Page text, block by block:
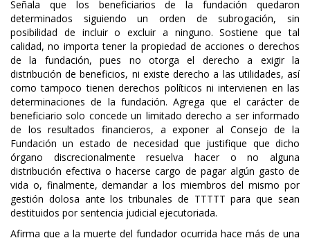
Señala que los beneficiarios de la fundación quedaron
determinados siguiendo un orden de subrogación, sin
posibilidad de incluir o excluir a ninguno. Sostiene que tal
calidad, no importa tener la propiedad de acciones o derechos
de la fundación, pues no otorga el derecho a exigir la
distribución de beneficios, ni existe derecho a las utilidades, así
como tampoco tienen derechos políticos ni intervienen en las
determinaciones de la fundación. Agrega que el carácter de
beneficiario solo concede un limitado derecho a ser informado
de los resultados financieros, a exponer al Consejo de la
Fundación un estado de necesidad que justifique que dicho
órgano discrecionalmente resuelva hacer o no alguna
distribución efectiva o hacerse cargo de pagar algún gasto de
vida o, finalmente, demandar a los miembros del mismo por
gestión dolosa ante los tribunales de TTTTT para que sean
destituidos por sentencia judicial ejecutoriada.
Afirma que a la muerte del fundador ocurrida hace más de una